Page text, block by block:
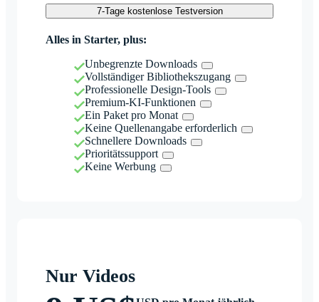
7-Tage kostenlose Testversion
Alles in Starter, plus:
Unbegrenzte Downloads
Vollständiger Bibliothekszugang
Professionelle Design-Tools
Premium-KI-Funktionen
Ein Paket pro Monat
Keine Quellenangabe erforderlich
Schnellere Downloads
Prioritätssupport
Keine Werbung
Nur Videos